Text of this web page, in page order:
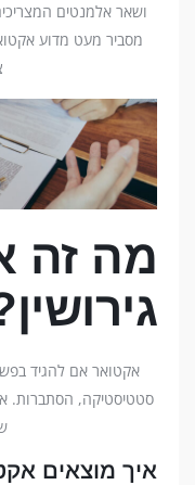
ושאר אלמנטים
מסביר מעט מדוע
מה זה
אקטואר אם להגיד
סטטיסטיקה, הסתברות.
איך מוצאים